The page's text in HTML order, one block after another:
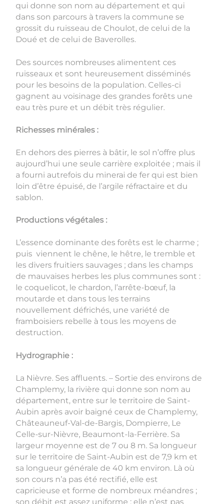
qui donne son nom au département et qui
dans son parcours à travers la commune se
grossit du ruisseau de Choulot, de celui de la
Doué et de celui de Baverolles.
Des sources nombreuses alimentent ces
ruisseaux et sont heureusement disséminés
pour les besoins de la population. Celles-ci
gagnent au voisinage des grandes forêts une
eau très pure et un débit très régulier.
Richesses minérales :
En dehors des pierres à bâtir, le sol n’offre plus
aujourd’hui une seule carrière exploitée ; mais il
a fourni autrefois du minerai de fer qui est bien
loin d’être épuisé, de l’argile réfractaire et du
sablon.
Productions végétales :
L’essence dominante des forêts est le charme ;
puis viennent le chêne, le hêtre, le tremble et
les divers fruitiers sauvages ; dans les champs
de mauvaises herbes les plus communes sont :
le coquelicot, le chardon, l’arrête-bœuf, la
moutarde et dans tous les terrains
nouvellement défrichés, une variété de
framboisiers rebelle à tous les moyens de
destruction.
Hydrographie :
La Nièvre. Ses affluents. – Sortie des environs de
Champlemy, la rivière qui donne son nom au
département, entre sur le territoire de Saint-
Aubin après avoir baigné ceux de Champlemy,
Châteauneuf-Val-de-Bargis, Dompierre, Le
Celle-sur-Nièvre, Beaumont-la-Ferrière. Sa
largeur moyenne est de 7 ou 8 m. Sa longueur
sur le territoire de Saint-Aubin est de 7,9 km et
sa longueur générale de 40 km environ. Là où
son cours n’a pas été rectifié, elle est
capricieuse et forme de nombreux méandres ;
son débit est assez uniforme ; elle n’est pas